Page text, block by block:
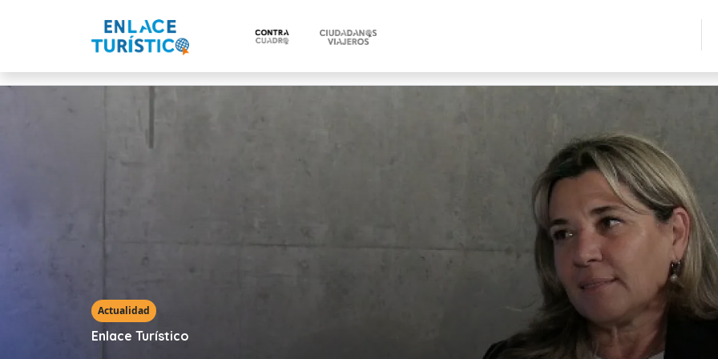
Actualidad
Enlace Turístico